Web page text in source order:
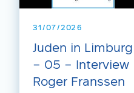
31/07/2026
Juden in Limburg
– 05 – Interview
Roger Franssen